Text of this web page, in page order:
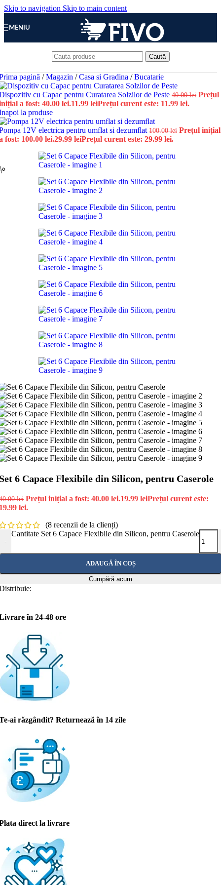
Skip to navigation Skip to main content
MENIU
Caută
pagină / Magazin / Casa si Gradina / Bucatarie
cu Capac pentru Curatarea Solzilor de Peste 40.00lei Prețul
a fost: 40.00 lei.11.99 leiPrețul curent este: 11.99 lei.
la produse
12V electrica pentru umflat si dezumflat 100.00lei Prețul inițial
fost: 100.00 lei.29.99 leiPrețul curent este: 29.99 lei.
6 Capace Flexibile din Silicon, pentru Caserole
lei Prețul inițial a fost: 40.00 lei.19.99 leiPrețul curent este:
lei.
(8 recenzii de la clienți)
-
Cantitate Set 6 Capace Flexibile din Silicon, pentru Caserole
ADAUGĂ ÎN COȘ
Cumpără acum
în 24-48 ore
ai răzgândit? Returnează în 14 zile
direct la livrare